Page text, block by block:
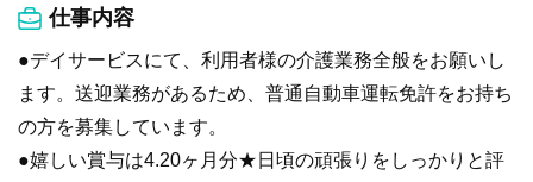
仕事内容
●デイサービスにて、利用者様の介護業務全般をお願いし
ます。送迎業務があるため、普通自動車運転免許をお持ち
の方を募集しています。
●嬉しい賞与は4.20ヶ月分★日頃の頑張りをしっかりと評